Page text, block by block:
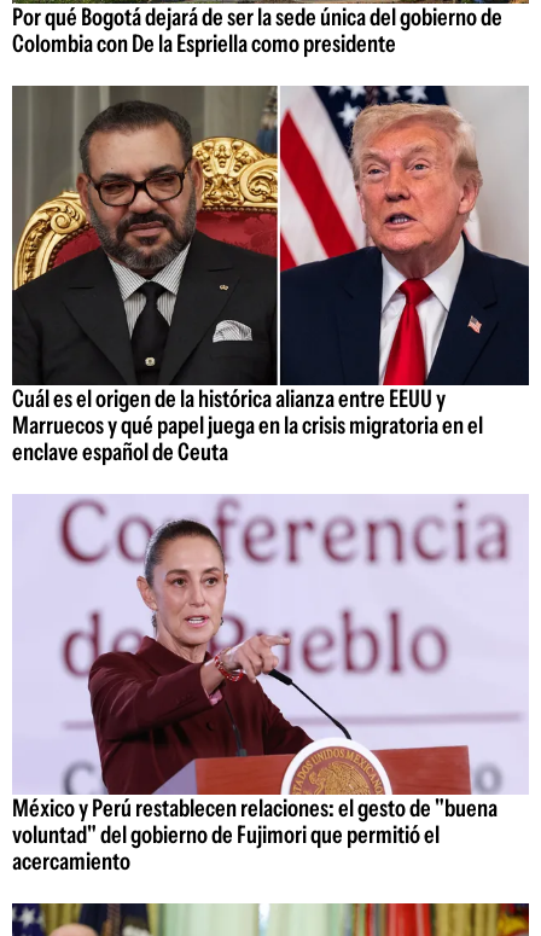
Por qué Bogotá dejará de ser la sede única del gobierno de
Colombia con De la Espriella como presidente
Cuál es el origen de la histórica alianza entre EEUU y
Marruecos y qué papel juega en la crisis migratoria en el
enclave español de Ceuta
México y Perú restablecen relaciones: el gesto de "buena
voluntad" del gobierno de Fujimori que permitió el
acercamiento